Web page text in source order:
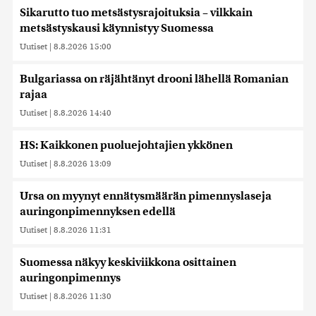
Sikarutto tuo metsästysrajoituksia – vilkkain
metsästyskausi käynnistyy Suomessa
Uutiset | 8.8.2026 15:00
Bulgariassa on räjähtänyt drooni lähellä Romanian
rajaa
Uutiset | 8.8.2026 14:40
HS: Kaikkonen puoluejohtajien ykkönen
Uutiset | 8.8.2026 13:09
Ursa on myynyt ennätysmäärän pimennyslaseja
auringonpimennyksen edellä
Uutiset | 8.8.2026 11:31
Suomessa näkyy keskiviikkona osittainen
auringonpimennys
Uutiset | 8.8.2026 11:30